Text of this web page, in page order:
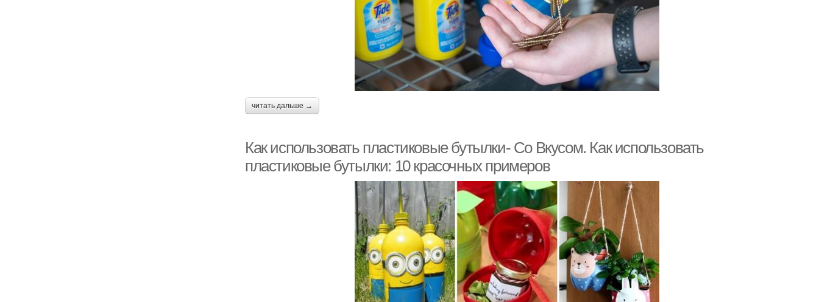
читать дальше →
Как использовать пластиковые бутылки- Со Вкусом. Как использовать
пластиковые бутылки: 10 красочных примеров